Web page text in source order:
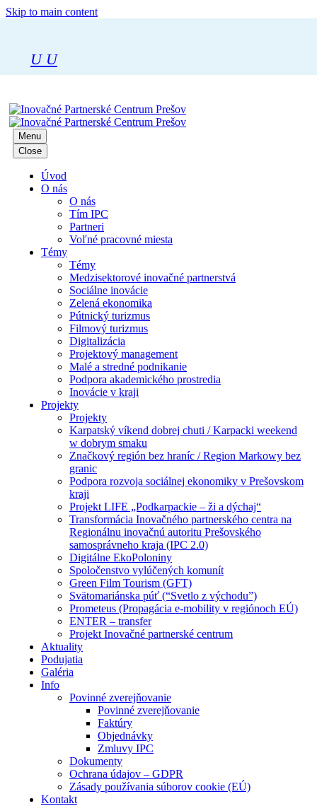
Skip to main content
U U
Menu
Close
Úvod
O nás
O nás
Tím IPC
Partneri
Voľné pracovné miesta
Témy
Témy
Medzisektorové inovačné partnerstvá
Sociálne inovácie
Zelená ekonomika
Pútnický turizmus
Filmový turizmus
Digitalizácia
Projektový management
Malé a stredné podnikanie
Podpora akademického prostredia
Inovácie v kraji
Projekty
Projekty
Karpatský víkend dobrej chuti / Karpacki weekend
w dobrym smaku
Značkový región bez hraníc / Region Markowy bez
granic
Podpora rozvoja sociálnej ekonomiky v Prešovskom
kraji
Projekt LIFE „Podkarpackie – ži a dýchaj“
Transformácia Inovačného partnerského centra na
Regionálnu inovačnú autoritu Prešovského
samosprávneho kraja (IPC 2.0)
Digitálne EkoPoloniny
Spoločenstvo vylúčených komunít
Green Film Tourism (GFT)
Svätomariánska púť (“Svetlo z východu”)
Prometeus (Propagácia e-mobility v regiónoch EÚ)
ENTER – transfer
Projekt Inovačné partnerské centrum
Aktuality
Podujatia
Galéria
Info
Povinné zverejňovanie
Povinné zverejňovanie
Faktúry
Objednávky
Zmluvy IPC
Dokumenty
Ochrana údajov – GDPR
Zásady používania súborov cookie (EÚ)
Kontakt